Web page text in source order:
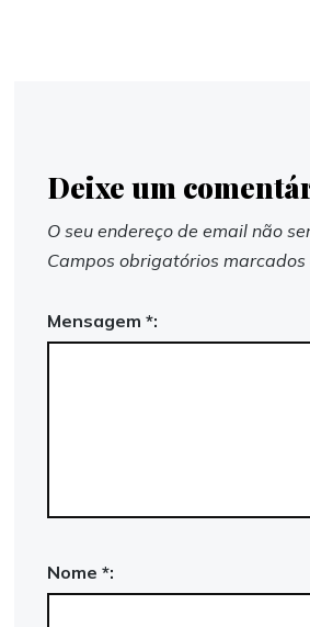
Deixe um
O seu endereço de email não
Campos obrigatórios marcados
Mensagem *:
Nome *: